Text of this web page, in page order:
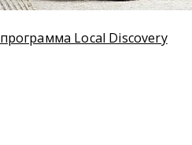
Local Discovery